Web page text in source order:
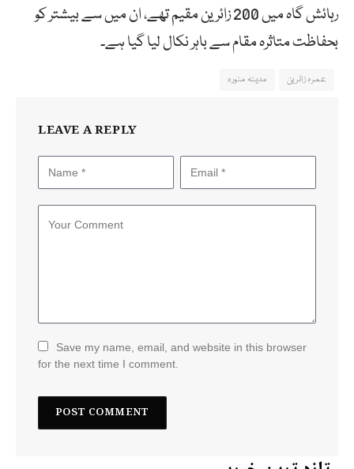
رہائش گاہ میں 200 زائرین مقیم تھے، ان میں سے بیشتر کو
بحفاظت متاثرہ مقام سے باہر نکال لیا گیا ہے۔
عمرہ زائرین مدینہ منورہ
LEAVE A REPLY
Save my name, email, and website in this browser
for the next time I comment.